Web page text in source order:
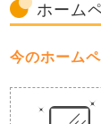
ホーム
今のホーム